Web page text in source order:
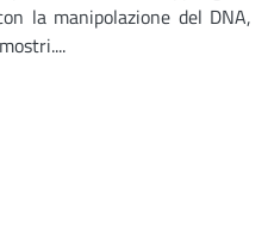
la manipolazione del DNA,